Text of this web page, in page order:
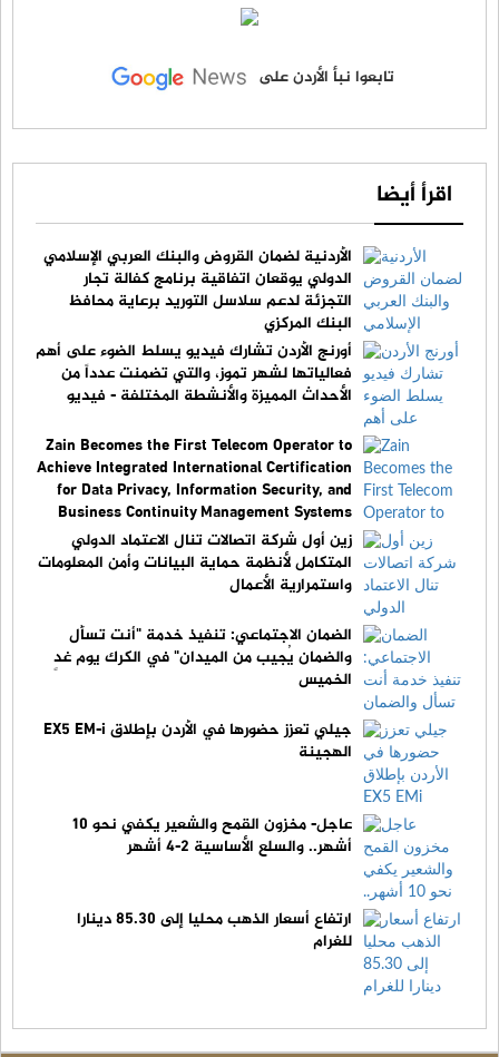
تابعوا نبأ الأردن على
اقرأ أيضا
الأردنية لضمان القروض والبنك العربي الإسلامي
الدولي يوقعان اتفاقية برنامج كفالة تجار
التجزئة لدعم سلاسل التوريد برعاية محافظ
البنك المركزي
أورنج الأردن تشارك فيديو يسلط الضوء على أهم
فعالياتها لشهر تموز، والتي تضمنت عدداً من
الأحداث المميزة والأنشطة المختلفة - فيديو
Zain Becomes the First Telecom Operator to
Achieve Integrated International Certification
for Data Privacy, Information Security, and
Business Continuity Management Systems
زين أول شركة اتصالات تنال الاعتماد الدولي
المتكامل لأنظمة حماية البيانات وأمن المعلومات
واستمرارية الأعمال
الضمان الاجتماعي: تنفيذ خدمة "أنت تسأل
والضمان يُجيب من الميدان" في الكرك يوم غدٍ
الخميس
جيلي تعزز حضورها في الأردن بإطلاق EX5 EM-i
الهجينة
عاجل- مخزون القمح والشعير يكفي نحو 10
أشهر.. والسلع الأساسية 2-4 أشهر
ارتفاع أسعار الذهب محليا إلى 85.30 دينارا
للغرام